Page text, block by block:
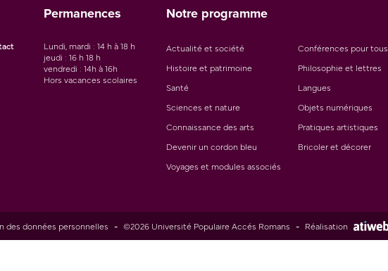
Permanences
Lundi, mardi : 14 h à 18 h
jeudi : 16 h 18 h
vendredi : 14h à 16h
Hors vacances scolaires
Notre programme
Actualité et société
Conférences pour tous
Histoire et patrimoine
Philosophie et lettres
Santé
Langues
Sciences et nature
Objets numériques
Connaissance des arts
Pratiques artistiques
Devenir un cordon bleu
Bricoler et décorer
Voyages et modules associés
des données personnelles - ©2026 Université Populaire Accés Romans - Réalisation